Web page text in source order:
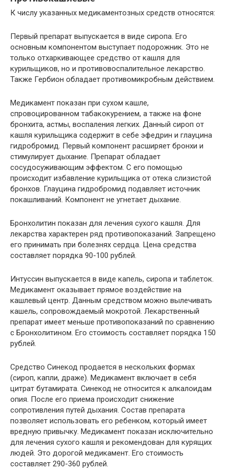
К числу указанных медикаментозных средств относятся:
Первый препарат выпускается в виде сиропа. Его
основным компонентом выступает подорожник. Это не
только отхаркивающее средство от кашля для
курильщиков, но и противовоспалительное лекарство.
Также Гербион обладает противомикробным действием.
Медикамент показан при сухом кашле,
спровоцированном табакокурением, а также на фоне
бронхита, астмы, воспаления легких. Данный сироп от
кашля курильщика содержит в себе эфедрин и глауцина
гидробромид. Первый компонент расширяет бронхи и
стимулирует дыхание. Препарат обладает
сосудосуживающим эффектом. С его помощью
происходит избавление курильщика от отека слизистой
бронхов. Глауцина гидробромид подавляет источник
покашливаний. Компонент не угнетает дыхание.
Бронхолитин показан для лечения сухого кашля. Для
лекарства характерен ряд противопоказаний. Запрещено
его принимать при болезнях сердца. Цена средства
составляет порядка 90-100 рублей.
Интуссин выпускается в виде капель, сиропа и таблеток.
Медикамент оказывает прямое воздействие на
кашлевый центр. Данным средством можно вылечивать
кашель, сопровождаемый мокротой. Лекарственный
препарат имеет меньше противопоказаний по сравнению
с Бронхолитином. Его стоимость составляет порядка 150
рублей.
Средство Синекод продается в нескольких формах
(сироп, капли, драже). Медикамент включает в себя
цитрат бутамирата. Синекод не относится к алкалоидам
опия. После его приема происходит снижение
сопротивления путей дыхания. Состав препарата
позволяет использовать его ребенком, который имеет
вредную привычку. Медикамент показан исключительно
для лечения сухого кашля и рекомендован для курящих
людей. Это дорогой медикамент. Его стоимость
составляет 290-360 рублей.